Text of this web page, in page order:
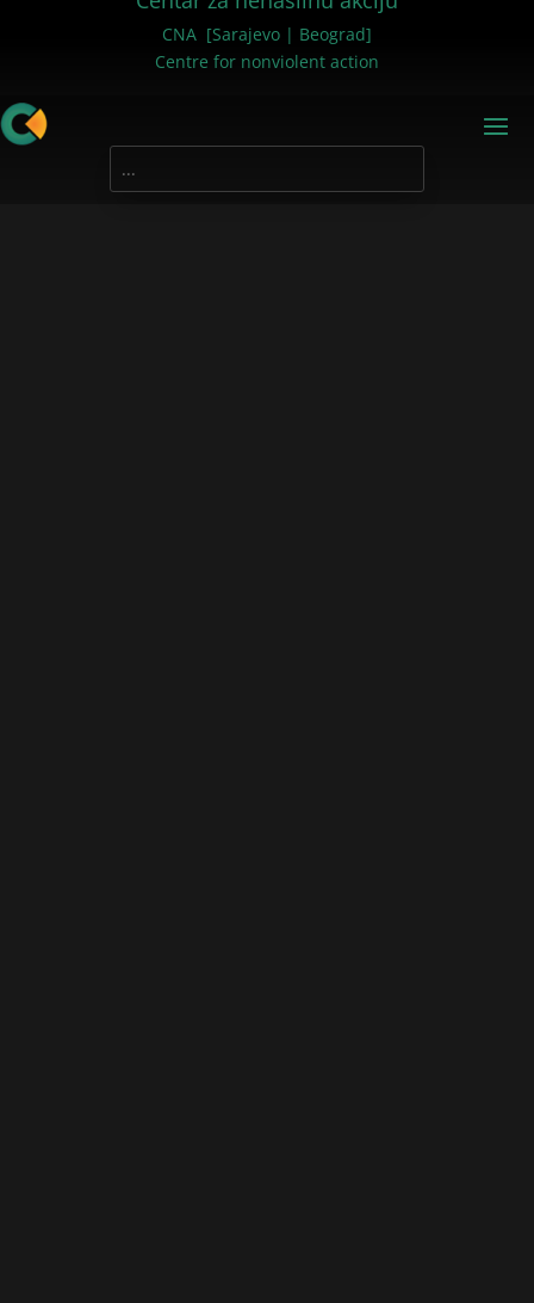
CNA [Sarajevo | Beograd]
Centre for nonviolent action